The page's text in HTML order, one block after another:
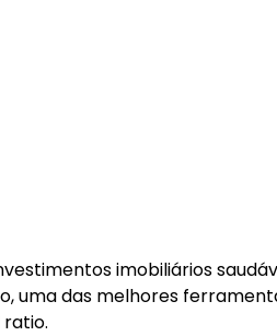
imobiliários
uma das melhores